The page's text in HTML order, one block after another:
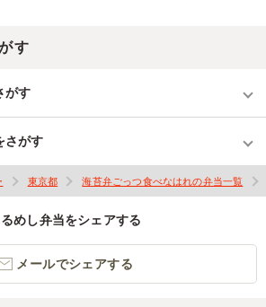
す
がす
さがす
東京都 海苔弁ごっつ食べなはれの弁当一覧
るめし弁当をシェアする
メールでシェアする